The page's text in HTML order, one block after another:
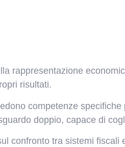
rappresentazione
risultati.
competenze
doppio, capace di
confronto tra sistemi fiscali